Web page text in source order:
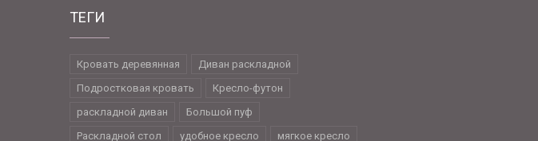
ТЕГИ
Кровать деревянная
Диван раскладной
Подростковая кровать
Кресло-футон
раскладной диван
Большой пуф
Раскладной стол
удобное кресло
мягкое кресло